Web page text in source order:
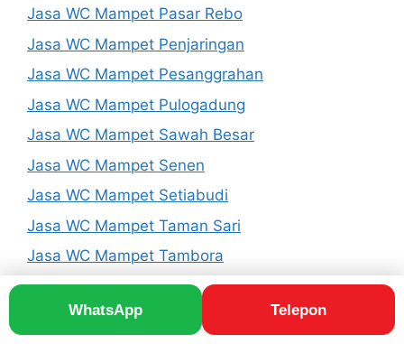
WhatsApp Telepon
Jasa WC Mampet Pasar Rebo
Jasa WC Mampet Penjaringan
Jasa WC Mampet Pesanggrahan
Jasa WC Mampet Pulogadung
Jasa WC Mampet Sawah Besar
Jasa WC Mampet Senen
Jasa WC Mampet Setiabudi
Jasa WC Mampet Taman Sari
Jasa WC Mampet Tambora
Jasa WC Mampet Tanah Abang
Jasa WC Mampet Tanjung Priok